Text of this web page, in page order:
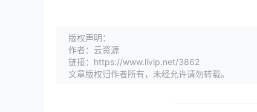
版权声明：
作者：云资源
链接：https://www.livip.net/3862
文章版权归作者所有，未经允许请勿转载。